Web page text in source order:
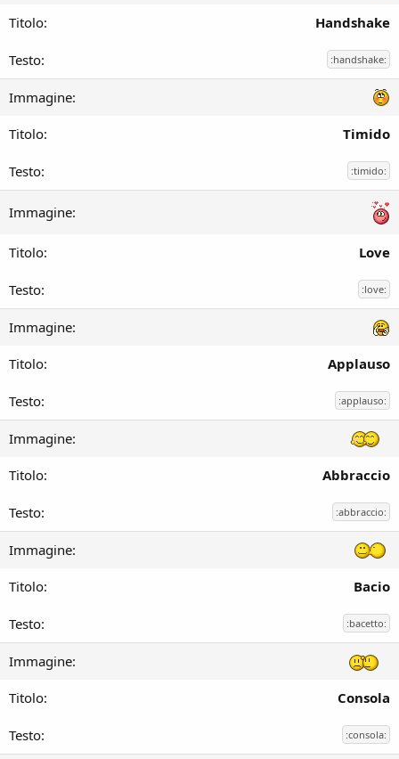
Handshake
:handshake:
Timido
:timido:
Love
:love:
Applauso
:applauso:
Abbraccio
:abbraccio:
Bacio
:bacetto:
Consola
:consola: